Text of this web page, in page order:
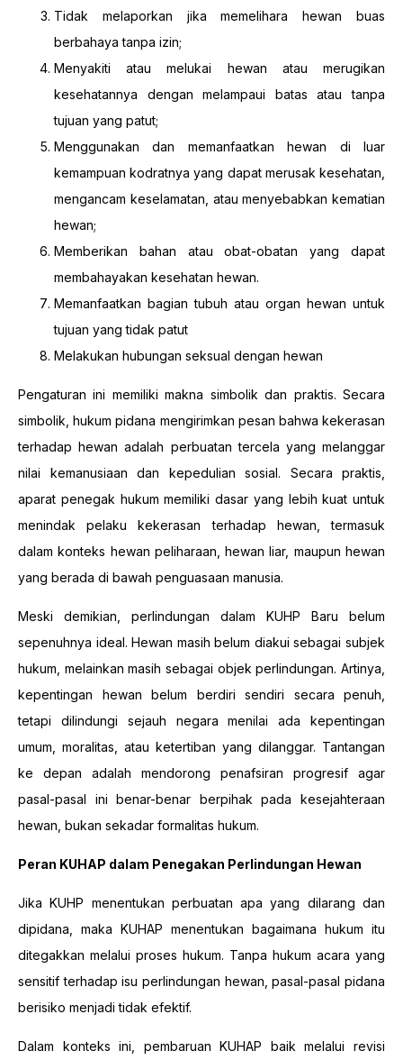
Tidak melaporkan jika memelihara hewan buas
berbahaya tanpa izin;
Menyakiti atau melukai hewan atau merugikan
kesehatannya dengan melampaui batas atau tanpa
tujuan yang patut;
Menggunakan dan memanfaatkan hewan di luar
kemampuan kodratnya yang dapat merusak kesehatan,
mengancam keselamatan, atau menyebabkan kematian
hewan;
Memberikan bahan atau obat-obatan yang dapat
membahayakan kesehatan hewan.
Memanfaatkan bagian tubuh atau organ hewan untuk
tujuan yang tidak patut
Melakukan hubungan seksual dengan hewan
Pengaturan ini memiliki makna simbolik dan praktis. Secara
simbolik, hukum pidana mengirimkan pesan bahwa kekerasan
terhadap hewan adalah perbuatan tercela yang melanggar
nilai kemanusiaan dan kepedulian sosial. Secara praktis,
aparat penegak hukum memiliki dasar yang lebih kuat untuk
menindak pelaku kekerasan terhadap hewan, termasuk
dalam konteks hewan peliharaan, hewan liar, maupun hewan
yang berada di bawah penguasaan manusia.
Meski demikian, perlindungan dalam KUHP Baru belum
sepenuhnya ideal. Hewan masih belum diakui sebagai subjek
hukum, melainkan masih sebagai objek perlindungan. Artinya,
kepentingan hewan belum berdiri sendiri secara penuh,
tetapi dilindungi sejauh negara menilai ada kepentingan
umum, moralitas, atau ketertiban yang dilanggar. Tantangan
ke depan adalah mendorong penafsiran progresif agar
pasal-pasal ini benar-benar berpihak pada kesejahteraan
hewan, bukan sekadar formalitas hukum.
Peran KUHAP dalam Penegakan Perlindungan Hewan
Jika KUHP menentukan perbuatan apa yang dilarang dan
dipidana, maka KUHAP menentukan bagaimana hukum itu
ditegakkan melalui proses hukum. Tanpa hukum acara yang
sensitif terhadap isu perlindungan hewan, pasal-pasal pidana
berisiko menjadi tidak efektif.
Dalam konteks ini, pembaruan KUHAP baik melalui revisi